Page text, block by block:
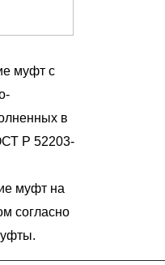
муфт с
в
Р 52203-
муфт на
согласно